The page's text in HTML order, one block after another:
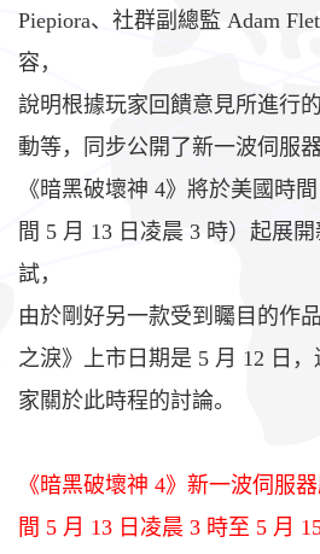
Piepiora、社群副總監 Adam
容，
說明根據玩家回饋意見所進行
動等，同步公開了新一波伺服
《暗黑破壞神 4》將於美國時
間 5 月 13 日凌晨 3 時）起展
試，
由於剛好另一款受到矚目的作
之淚》上市日期是 5 月 12 日
家關於此時程的討論。
《暗黑破壞神 4》新一波伺服
間 5 月 13 日凌晨 3 時至 5 月